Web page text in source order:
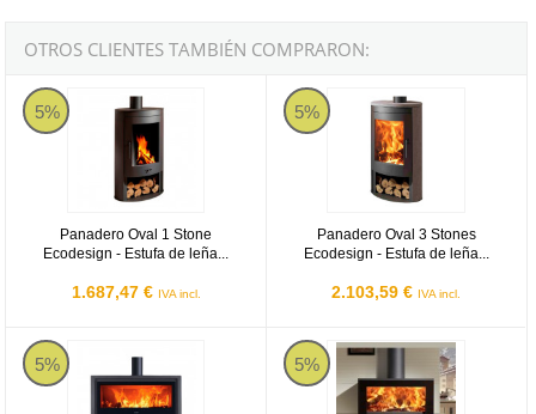
OTROS CLIENTES TAMBIÉN COMPRARON:
5%
Panadero Oval 1 Stone
Ecodesign - Estufa de leña...
1.687,47 € IVA incl.
Panadero Oval 1 Stone Ecodesign - Estufa de leña
5%
Panadero Oval 3 Stones
Ecodesign - Estufa de leña...
2.103,59 € IVA incl.
Panadero Oval 3 Stones
5%
Panadero Allegro Ecodesign - Estufa de leña contemporánea de
5%
Panadero Maja-S Ecodesign -